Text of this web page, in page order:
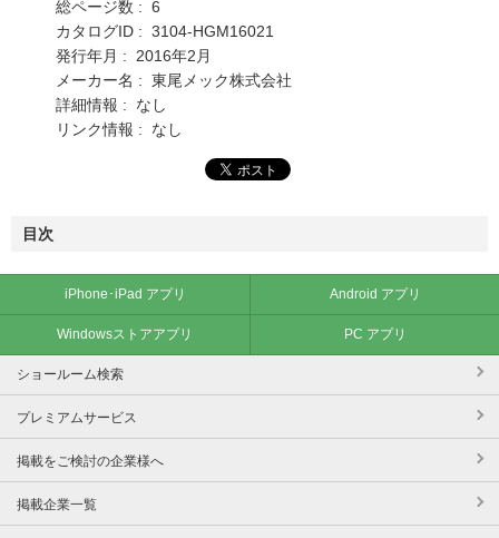
総ページ数 : 6
カタログID : 3104-HGM16021
発行年月 : 2016年2月
メーカー名 : 東尾メック株式会社
詳細情報 : なし
リンク情報 : なし
目次
iPhone･iPad アプリ Android アプリ
Windowsストアアプリ PC アプリ
ショールーム検索
プレミアムサービス
掲載をご検討の企業様へ
掲載企業一覧